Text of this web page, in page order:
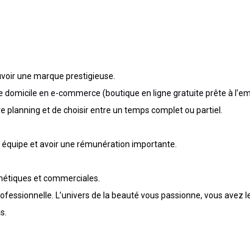
une marque prestigieuse.
en e-commerce (boutique en ligne gratuite prête à
planning et de choisir entre un temps complet ou partiel.
et avoir une rémunération importante.
et commerciales.
L’univers de la beauté vous passionne, vous